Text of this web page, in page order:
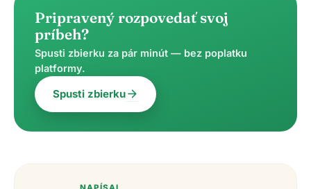
Pripravený rozpovedať svoj
príbeh?
Spusti zbierku za pár minút — bez poplatku
platformy.
Spusti zbierkuarrow_forward